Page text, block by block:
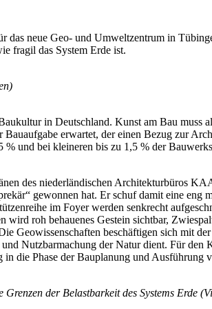
neue Geo- und Umweltzentrum in
fragil das System Erde ist.
in Deutschland. Kunst am Bau
erwartet, der einen Bezug zur
und bei kleineren bis zu 1,5 % der
des niederländischen Architekturbüros
gewonnen hat. Er schuf damit eine
im Foyer werden senkrecht
roh behauenes Gestein sichtbar,
Geowissenschaften beschäftigen sich mit
Nutzbarmachung der Natur dient. Für den
die Phase der Bauplanung und Ausführung
der Belastbarkeit des Systems Erde